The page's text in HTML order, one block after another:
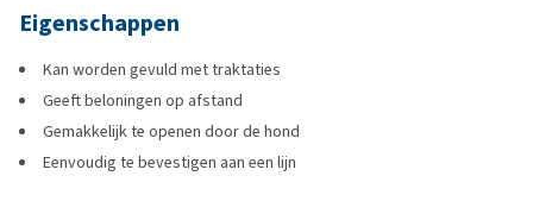
Eigenschappen
Kan worden gevuld met traktaties
Geeft beloningen op afstand
Gemakkelijk te openen door de hond
Eenvoudig te bevestigen aan een lijn